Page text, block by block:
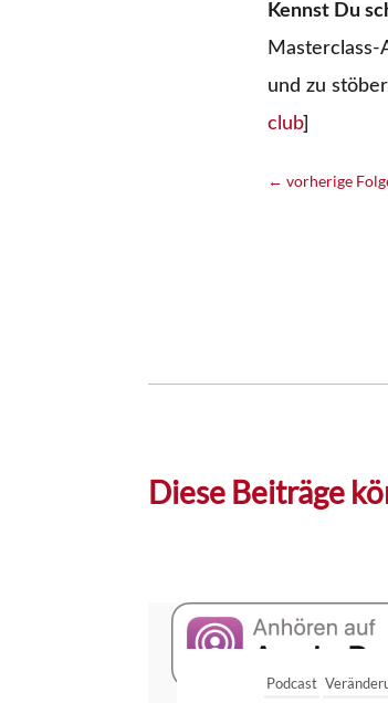
Kennst Du
Masterclass-
und zu
club]
← vorherige
Diese Beiträge
Podcast